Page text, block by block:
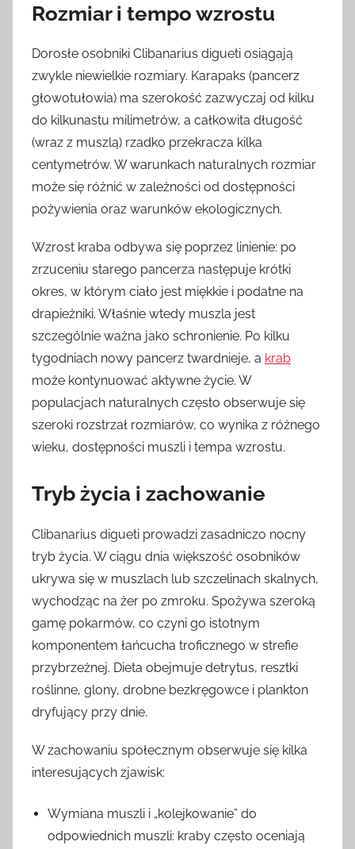
Rozmiar i tempo wzrostu
Dorosłe osobniki Clibanarius digueti osiągają
zwykle niewielkie rozmiary. Karapaks (pancerz
głowotułowia) ma szerokość zazwyczaj od kilku
do kilkunastu milimetrów, a całkowita długość
(wraz z muszlą) rzadko przekracza kilka
centymetrów. W warunkach naturalnych rozmiar
może się różnić w zależności od dostępności
pożywienia oraz warunków ekologicznych.
Wzrost kraba odbywa się poprzez linienie: po
zrzuceniu starego pancerza następuje krótki
okres, w którym ciało jest miękkie i podatne na
drapieżniki. Właśnie wtedy muszla jest
szczególnie ważna jako schronienie. Po kilku
tygodniach nowy pancerz twardnieje, a krab
może kontynuować aktywne życie. W
populacjach naturalnych często obserwuje się
szeroki rozstrzał rozmiarów, co wynika z różnego
wieku, dostępności muszli i tempa wzrostu.
Tryb życia i zachowanie
Clibanarius digueti prowadzi zasadniczo nocny
tryb życia. W ciągu dnia większość osobników
ukrywa się w muszlach lub szczelinach skalnych,
wychodząc na żer po zmroku. Spożywa szeroką
gamę pokarmów, co czyni go istotnym
komponentem łańcucha troficznego w strefie
przybrzeżnej. Dieta obejmuje detrytus, resztki
roślinne, glony, drobne bezkręgowce i plankton
dryfujący przy dnie.
W zachowaniu społecznym obserwuje się kilka
interesujących zjawisk:
Wymiana muszli i „kolejkowanie” do
odpowiednich muszli: kraby często oceniają